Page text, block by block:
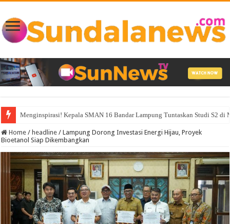
Menginspirasi! Kepala SMAN 16 Bandar Lampung Tuntaskan Studi S2 di
Home / headline / Lampung Dorong Investasi Energi Hijau, Proyek
Bioetanol Siap Dikembangkan